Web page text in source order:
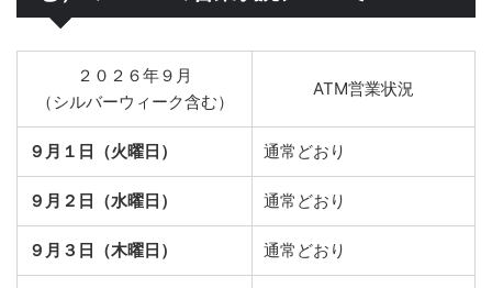
２０２６年９月
（シルバーウィーク含む）
ATM営業状況
９月１日（火曜日） 通常どおり
９月２日（水曜日） 通常どおり
９月３日（木曜日） 通常どおり